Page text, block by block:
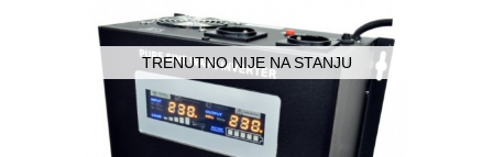
TRENUTNO NIJE NA STANJU